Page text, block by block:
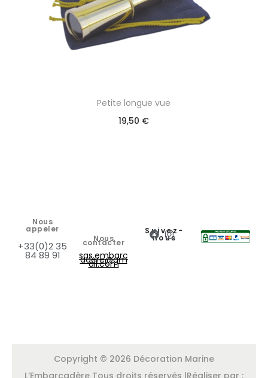
Petite longue vue
19,50 €
Nous
appeler
+33(0)2 35
84 89 91
Nous
contacter
sas.embarc
adere@gm
ail.com
Suivez-
nous
Copyright © 2026 Décoration Marine
L’Embarcadère Tous droits réservés |Réaliser par :